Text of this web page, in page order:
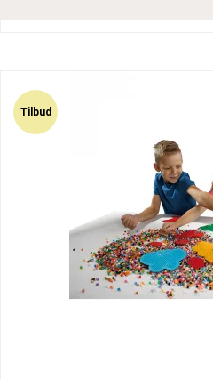
Tilbud